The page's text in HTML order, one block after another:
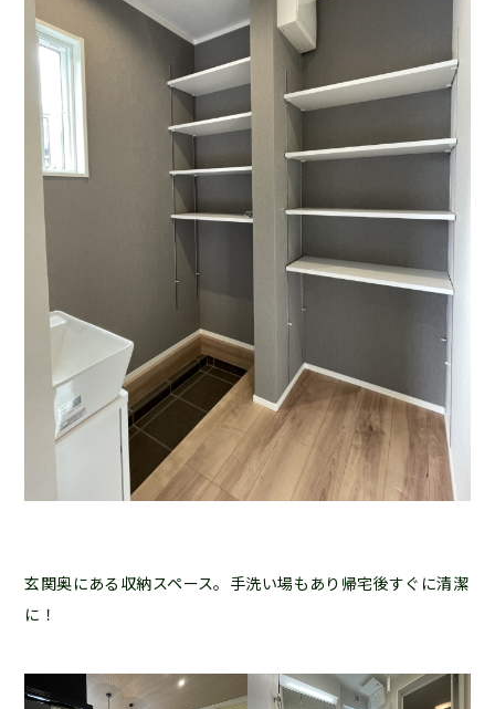
玄関奥にある収納スペース。手洗い場もあり帰宅後すぐに清潔
に！